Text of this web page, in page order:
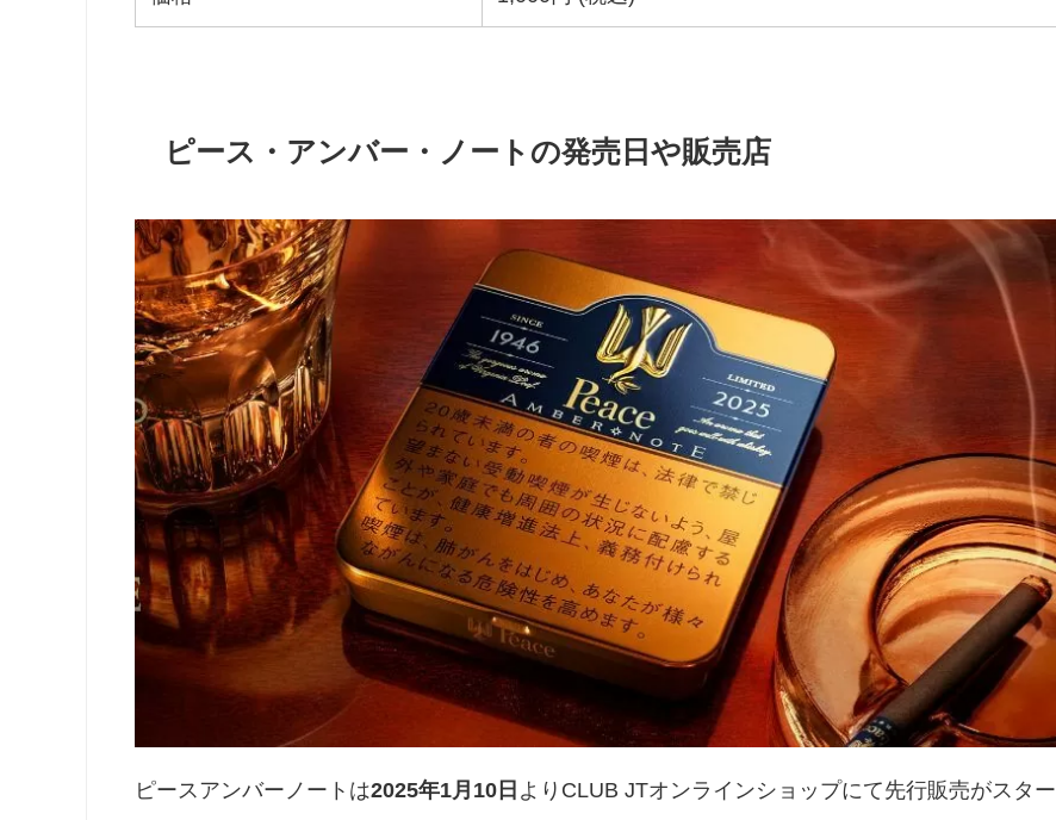
ピース・アンバー・ノートの発売日や販売店
ピースアンバーノートは2025年1月10日 よりCLUB JTオンラインショップにて先行販売がスター